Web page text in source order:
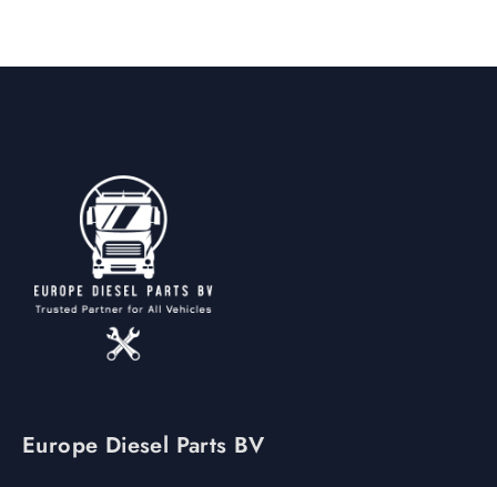
Europe Diesel Parts BV